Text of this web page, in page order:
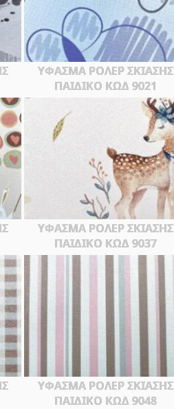
ΥΦΑΣΜΑ ΡΟΛΕΡ ΣΚΙΑΣΗΣ
ΠΑΙΔΙΚΟ ΚΩΔ 9021
ΥΦΑΣΜΑ ΡΟΛΕΡ ΣΚΙΑΣΗΣ
ΠΑΙΔΙΚΟ ΚΩΔ 9037
ΥΦΑΣΜΑ ΡΟΛΕΡ ΣΚΙΑΣΗΣ
ΠΑΙΔΙΚΟ ΚΩΔ 9048